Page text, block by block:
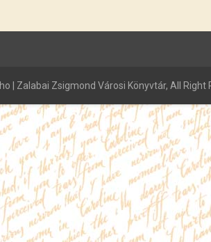
| Zalabai Zsigmond Városi Könyvtár, All Right